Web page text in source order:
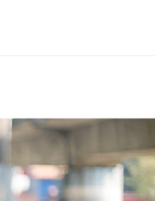
行付款，方視為交易完成。
取消之訂單仍視為有效，需透過AFTEE
後付 」之結帳頁面顯示為準，若有關於
款等相關疑問，請聯繫「AFTEE先享後
support/home
上)免運費
上)免運費
以上)免運費